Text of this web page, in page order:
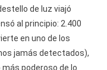
de luz viajó
al principio: 2.400
en uno de los
jamás detectados),
poderoso de lo